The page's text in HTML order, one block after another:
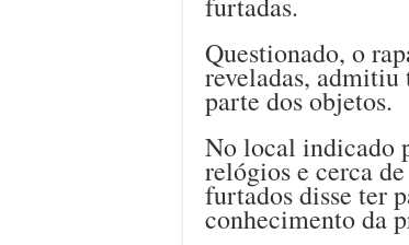
Questionado, o
reveladas,
parte dos objetos.
No local indicado
relógios e cerca
furtados disse ter
conhecimento da